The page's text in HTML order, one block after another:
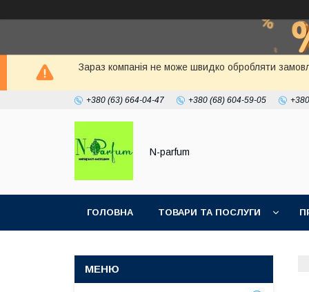
Зараз компанія не може швидко обробляти
+380 (63) 664-04-47 +380 (68) 604-59-05
N-parfum
ГОЛОВНА ТОВАРИ ТА ПОСЛУГИ